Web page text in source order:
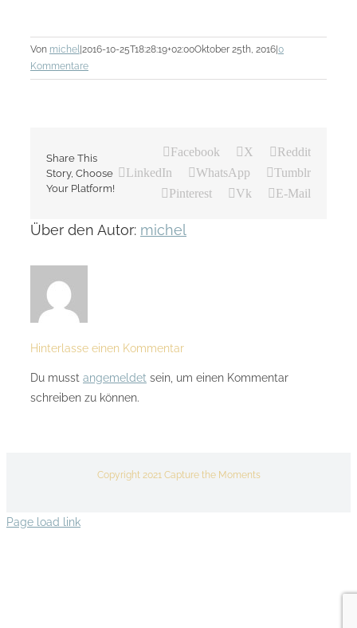
Von michel |2016-10-25T18:28:19+02:00Oktober 25th, 2016|0
Kommentare
Share This
Story, Choose
Your Platform!
Facebook X
Reddit
LinkedIn
WhatsApp
Tumblr
Pinterest
Vk E-Mail
Über den Autor: michel
Hinterlasse einen Kommentar
Du musst angemeldet sein, um einen Kommentar
schreiben zu können.
Copyright 2021 Capture the Moments
Page load link